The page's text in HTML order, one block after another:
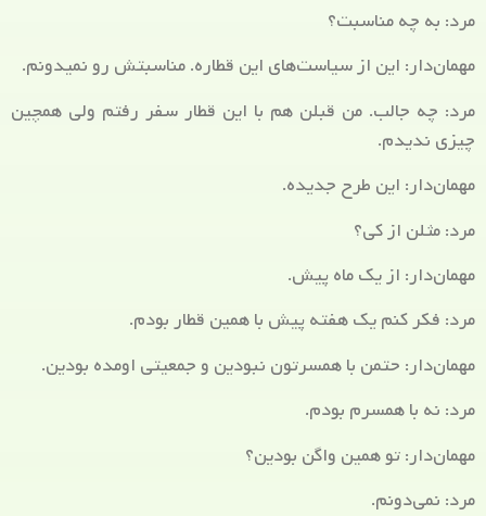
مرد: به چه مناسبت؟
مهمان‌دار: این از سیاست‌های این قطاره. مناسبتش رو نمیدونم.
مرد: چه جالب. من قبلن هم با این قطار سفر رفتم ولی همچین
چیزی ندیدم.
مهمان‌دار: این طرح جدیده.
مرد: مثلن از کی؟
مهمان‌دار: از یک ماه پیش.
مرد: فکر کنم یک هفته پیش با همین قطار بودم.
مهمان‌دار: حتمن با همسرتون نبودین و جمعیتی اومده بودین.
مرد: نه با همسرم بودم.
مهمان‌دار: تو همین واگن بودین؟
مرد: نمی‌دونم.